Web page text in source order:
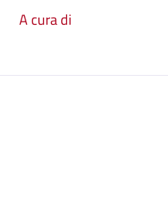
A cura di